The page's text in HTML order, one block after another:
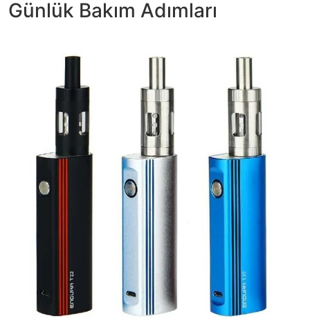
Günlük Bakım Adımları